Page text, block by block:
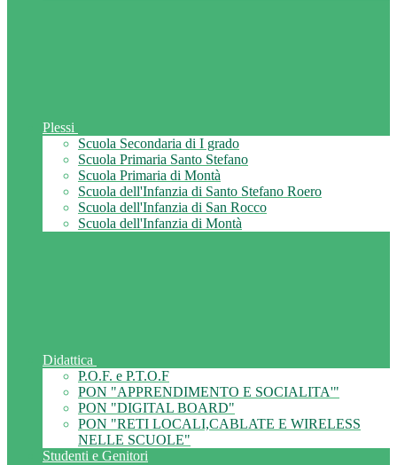
Plessi
Scuola Secondaria di I grado
Scuola Primaria Santo Stefano
Scuola Primaria di Montà
Scuola dell'Infanzia di Santo Stefano Roero
Scuola dell'Infanzia di San Rocco
Scuola dell'Infanzia di Montà
Didattica
P.O.F. e P.T.O.F
PON "APPRENDIMENTO E SOCIALITA'"
PON "DIGITAL BOARD"
PON "RETI LOCALI,CABLATE E WIRELESS
NELLE SCUOLE"
Studenti e Genitori